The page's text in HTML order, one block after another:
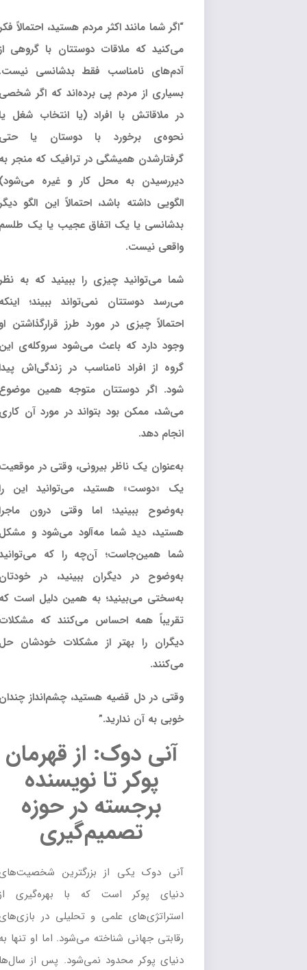
“اگر شما مانند اکثر مردم هستید، احتمالاً فکر
می‌کنید که ملاقات دوستتان با گروهی از
آدم‌های نامناسب فقط بدشانسی نیست.
بسیاری از مردم پی برده‌اند که اگر شخصی
در ملاقاتش با افراد (یا انتخاب شغل یا
نحوه‌ی برخورد با دوستان یا حتی
گرفتارشدن همیشگی در ترافیک که منجر به
دیررسیدن به محل کار و غیره می‌شود)
الگویی داشته باشد، احتمالاً این الگو دیگر
بدشانسی یا یک اتفاق عجیب یا یک طلسم
واقعی نیست.
شما می‌توانید چیزی را ببینید که به نظر
می‌رسد دوستتان نمی‌تواند ببیند؛ اینکه
احتمالاً چیزی در مورد طرز قرارگذاشتن او
وجود دارد که باعث می‌شود سروکله‌ی این
گروه از افراد نامناسب در زندگی‌اش پیدا
شود. اگر دوستتان متوجه همین موضوع
می‌شد، ممکن بود بتواند در مورد آن کاری
انجام دهد.
به‌عنوان یک ناظر بیرونی، وقتی در موقعیت
یک «دوست» هستید، می‌توانید این را
به‌وضوح ببینید؛ اما وقتی درون ماجرا
هستید، دید شما مه‌آلود می‌شود و مشکل
شما همین‌جاست؛ آن‌چه را که می‌توانید
به‌وضوح در دیگران ببینید، در خودتان
به‌سختی می‌بینید؛ به همین دلیل است که
تقریباً همه احساس می‌کنند که مشکلات
دیگران را بهتر از مشکلات خودشان حل
می‌کنند.
وقتی در دل قضیه هستید، چشم‌انداز چندان
خوبی به آن ندارید.”
آنی دوک: از قهرمان
پوکر تا نویسنده
برجسته در حوزه
تصمیم‌گیری
آنی دوک یکی از بزرگترین شخصیت‌های
دنیای پوکر است که با بهره‌گیری از
استراتژی‌های علمی و تحلیلی در بازی‌های
رقابتی جهانی شناخته می‌شود. اما او تنها به
دنیای پوکر محدود نمی‌شود. پس از سال‌ها